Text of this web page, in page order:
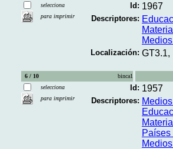
selecciona
para imprimir
Id: 1967
Descriptores:
Localización: GT3.1,
6 / 10
binca1
selecciona
para imprimir
Id: 1957
Descriptores: